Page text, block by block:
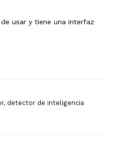
usar y tiene una interfaz
, detector de inteligencia